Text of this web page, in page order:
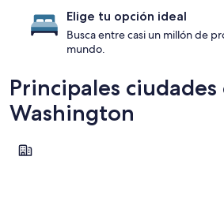
Elige tu opción ideal
Busca entre casi un millón de
mundo.
Principales ciudades
Washington
Vancouver